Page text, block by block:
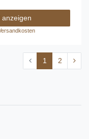
anzeigen
1 2